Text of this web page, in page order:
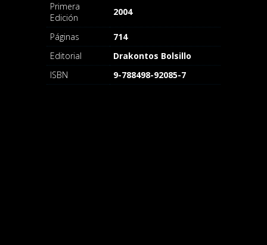
Primera
Edición
2004
Páginas
714
Editorial
Drakontos Bolsillo
ISBN
9-788498-92085-7